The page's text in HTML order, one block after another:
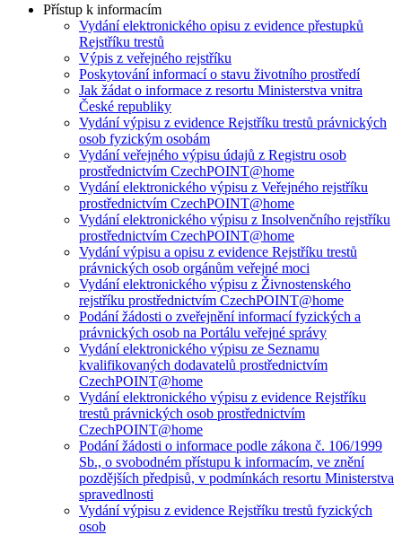
Přístup k informacím
Vydání elektronického opisu z evidence přestupků
Rejstříku trestů
Výpis z veřejného rejstříku
Poskytování informací o stavu životního prostředí
Jak žádat o informace z resortu Ministerstva vnitra
České republiky
Vydání výpisu z evidence Rejstříku trestů právnických
osob fyzickým osobám
Vydání veřejného výpisu údajů z Registru osob
prostřednictvím CzechPOINT@home
Vydání elektronického výpisu z Veřejného rejstříku
prostřednictvím CzechPOINT@home
Vydání elektronického výpisu z Insolvenčního rejstříku
prostřednictvím CzechPOINT@home
Vydání výpisu a opisu z evidence Rejstříku trestů
právnických osob orgánům veřejné moci
Vydání elektronického výpisu z Živnostenského
rejstříku prostřednictvím CzechPOINT@home
Podání žádosti o zveřejnění informací fyzických a
právnických osob na Portálu veřejné správy
Vydání elektronického výpisu ze Seznamu
kvalifikovaných dodavatelů prostřednictvím
CzechPOINT@home
Vydání elektronického výpisu z evidence Rejstříku
trestů právnických osob prostřednictvím
CzechPOINT@home
Podání žádosti o informace podle zákona č. 106/1999
Sb., o svobodném přístupu k informacím, ve znění
pozdějších předpisů, v podmínkách resortu Ministerstva
spravedlnosti
Vydání výpisu z evidence Rejstříku trestů fyzických
osob